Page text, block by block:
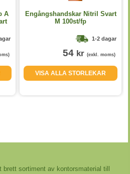
A
Engångshandskar Nitril Svart
M 100st/fp
1-2 dagar
54 kr (exkl. moms)
VISA ALLA STORLEKAR
sortiment av kontorsmaterial till